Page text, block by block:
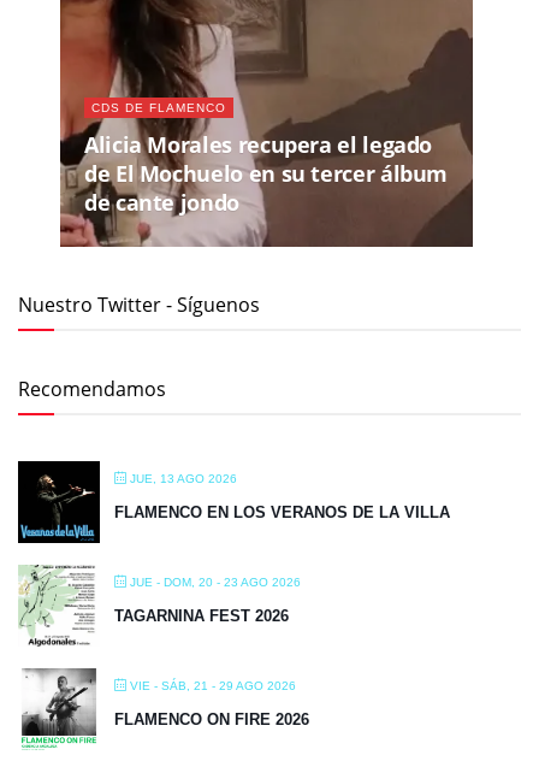
CDS DE FLAMENCO
Alicia Morales recupera el legado
de El Mochuelo en su tercer álbum
de cante jondo
Nuestro Twitter - Síguenos
Recomendamos
JUE, 13 AGO 2026
FLAMENCO EN LOS VERANOS DE LA VILLA
JUE - DOM, 20 - 23 AGO 2026
TAGARNINA FEST 2026
VIE - SÁB, 21 - 29 AGO 2026
FLAMENCO ON FIRE 2026